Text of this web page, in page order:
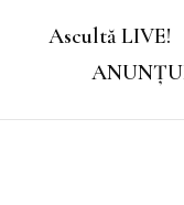
Ascultă LIVE!